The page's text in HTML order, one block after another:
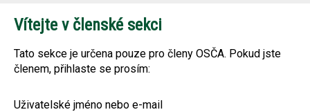
Vítejte v členské sekci
Tato sekce je určena pouze pro členy OSČA. Pokud jste
členem, přihlaste se prosím:
Uživatelské jméno nebo e-mail